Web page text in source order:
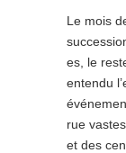
Le mois
es, le
entendu
rue
et des